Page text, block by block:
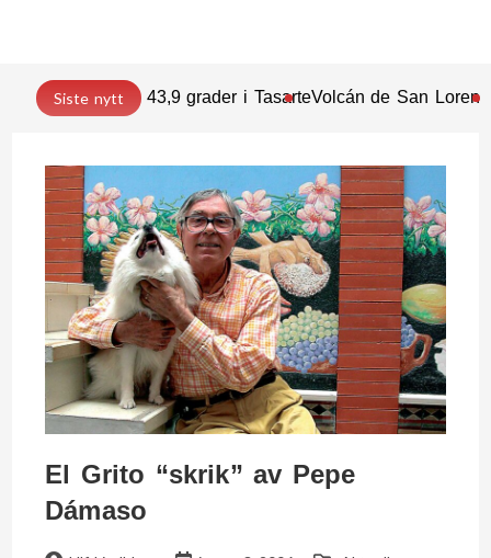
Siste nytt 43,9 grader i TasarteVolcán de San
El Grito “skrik” av Pepe
Dámaso